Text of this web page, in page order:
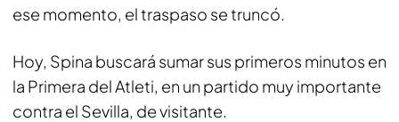
ese momento, el traspaso se truncó.
Hoy, Spina buscará sumar sus primeros minutos en
la Primera del Atleti, en un partido muy importante
contra el Sevilla, de visitante.